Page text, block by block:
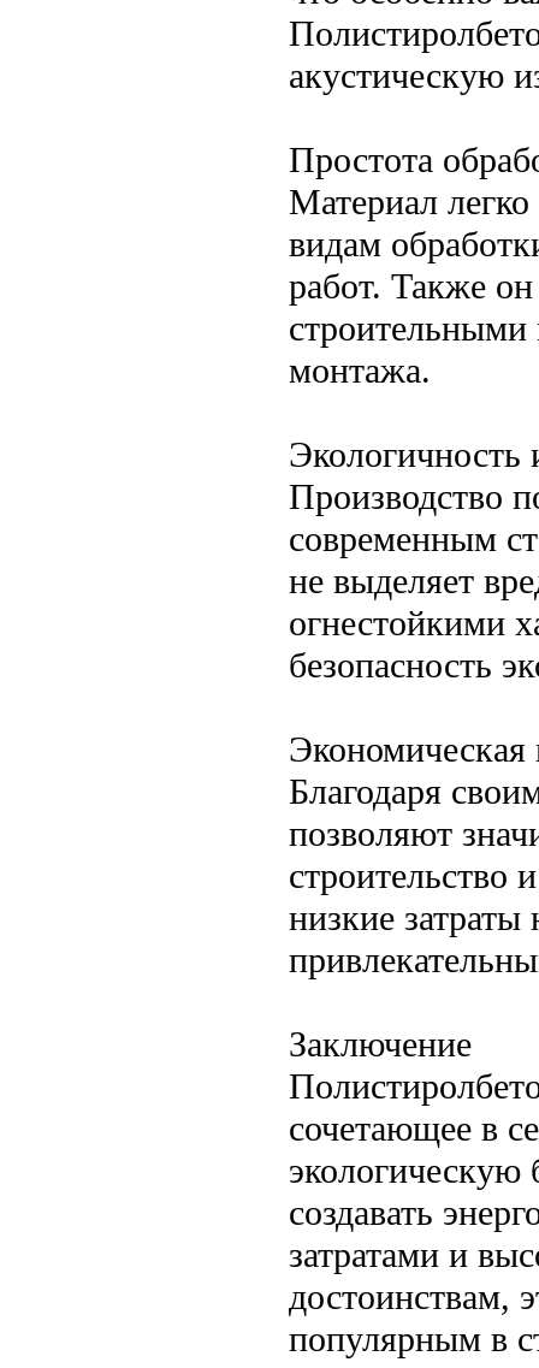
акустическую
Простота
Материал
видам
работ. Также
строительными
монтажа.
Экологичность
Производство
современным
не выделяет
огнестойкими
безопасность
Экономическая
Благодаря
позволяют
строительство
низкие затраты
Заключение
сочетающее в
экологическую
создавать
затратами и
достоинствам,
популярным в